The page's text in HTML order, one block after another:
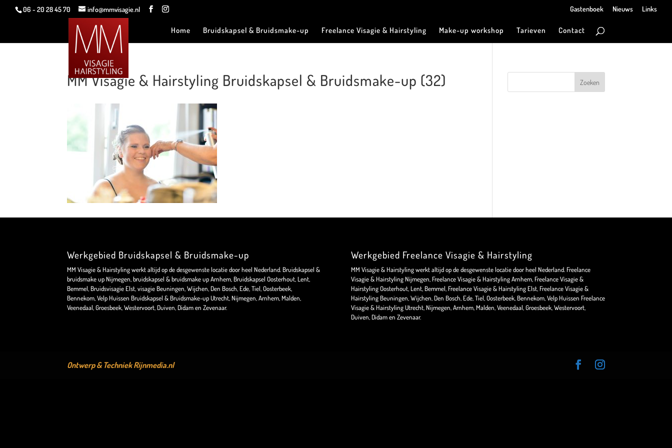
06 - 20 28 45 70 info@mmvisagie.nl Gastenboek Nieuws Links
Home Bruidskapsel & Bruidsmake-up Freelance Visagie & Hairstyling Make-up workshop Tarieven Contact
MM Visagie & Hairstyling Bruidskapsel & Bruidsmake-up (32)
Werkgebied Bruidskapsel & Bruidsmake-up
MM Visagie & Hairstyling werkt altijd op de desgewenste locatie door heel Nederland. Bruidskapsel &
bruidsmake up Nijmegen, bruidskapsel & bruidsmake up Arnhem, Bruidskapsel Oosterhout, Lent,
Bemmel, Bruidsvisagie Elst, visagie Beuningen, Wijchen, Den Bosch, Ede, Tiel, Oosterbeek,
Bennekom, Velp Huissen Bruidskapsel & Bruidsmake-up Utrecht, Nijmegen, Arnhem, Malden,
Veenedaal, Groesbeek, Westervoort, Duiven, Didam en Zevenaar.
Werkgebied Freelance Visagie & Hairstyling
MM Visagie & Hairstyling werkt altijd op de desgewenste locatie door heel Nederland. Freelance
Visagie & Hairstyling Nijmegen, Freelance Visagie & Hairstyling Arnhem, Freelance Visagie &
Hairstyling Oosterhout, Lent, Bemmel, Freelance Visagie & Hairstyling Elst, Freelance Visagie &
Hairstyling Beuningen, Wijchen, Den Bosch, Ede, Tiel, Oosterbeek, Bennekom, Velp Huissen Freelance
Visagie & Hairstyling Utrecht, Nijmegen, Arnhem, Malden, Veenedaal, Groesbeek, Westervoort,
Duiven, Didam en Zevenaar.
Ontwerp & TechniekRijnmedia.nl